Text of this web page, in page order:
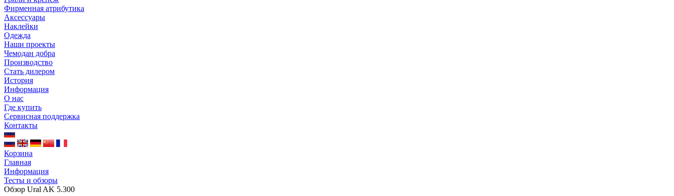
Фирменная атрибутика
Аксессуары
Наклейки
Одежда
Наши проекты
Чемодан добра
Производство
Стать дилером
История
Информация
О нас
Где купить
Сервисная поддержка
Контакты
Корзина
Главная
Информация
Тесты и обзоры
Обзор Ural AK 5.300